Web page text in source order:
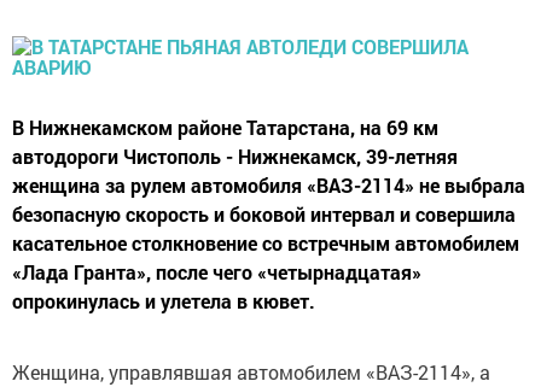
В Нижнекамском районе Татарстана, на 69 км
автодороги Чистополь - Нижнекамск, 39-летняя
женщина за рулем автомобиля «ВАЗ-2114» не выбрала
безопасную скорость и боковой интервал и совершила
касательное столкновение со встречным автомобилем
«Лада Гранта», после чего «четырнадцатая»
опрокинулась и улетела в кювет.
Женщина, управлявшая автомобилем «ВАЗ-2114», а